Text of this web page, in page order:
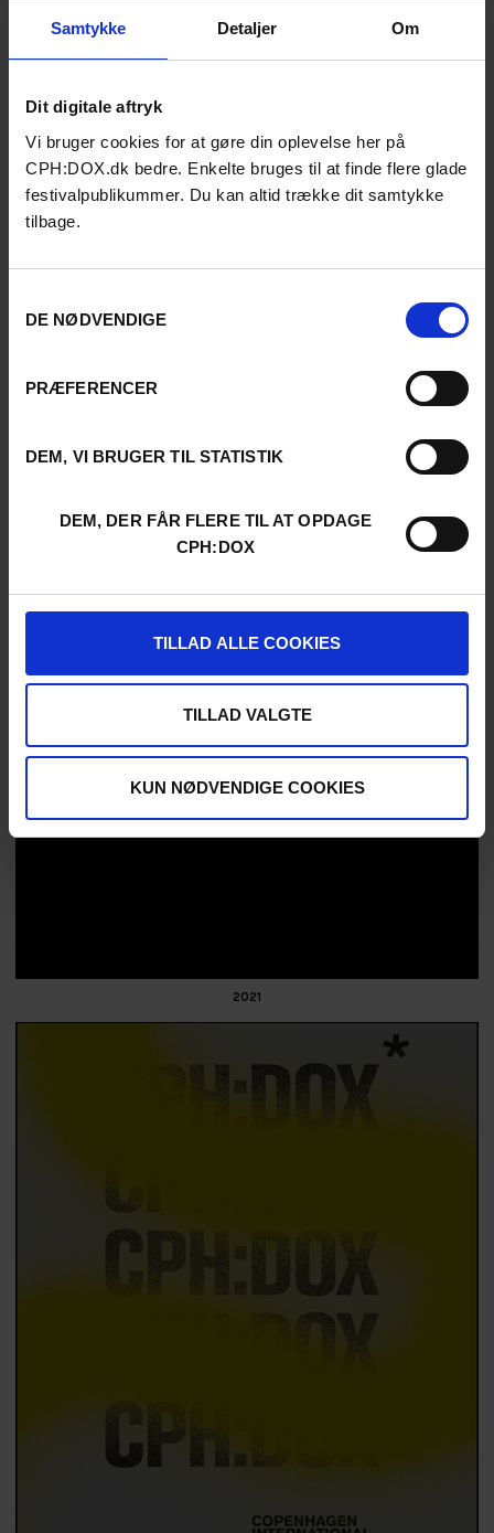
Samtykke Detaljer Om
Dit digitale aftryk
Vi bruger cookies for at gøre din oplevelse her på
CPH:DOX.dk bedre. Enkelte bruges til at finde flere glade
festivalpublikummer. Du kan altid trække dit samtykke
tilbage.
DE NØDVENDIGE
PRÆFERENCER
DEM, VI BRUGER TIL STATISTIK
DEM, DER FÅR FLERE TIL AT OPDAGE
CPH:DOX
TILLAD ALLE COOKIES
TILLAD VALGTE
KUN NØDVENDIGE COOKIES
2021